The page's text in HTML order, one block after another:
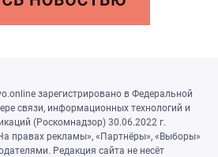
зарегистрировано в Федеральной
связи, информационных технологий и
(Роскомнадзор) 30.06.2022 г.
правах рекламы», «Партнёры», «Выборы»
Редакция сайта не несёт